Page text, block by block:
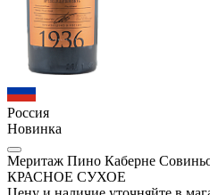
Россия
Новинка
Меритаж Пино Каберне
КРАСНОЕ СУХОЕ